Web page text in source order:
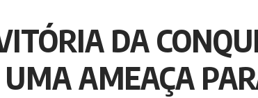
DA
AMEAÇA